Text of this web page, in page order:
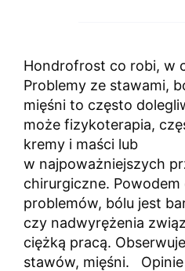
Hondrofrost co robi, w
Problemy ze stawami,
mięśni to często
może fizykoterapia,
kremy i maści lub
w najpoważniejszych
chirurgiczne. Powodem
problemów, bólu jest
czy nadwyrężenia
ciężką pracą.
stawów, mięśni.